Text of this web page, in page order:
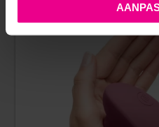
SALE!